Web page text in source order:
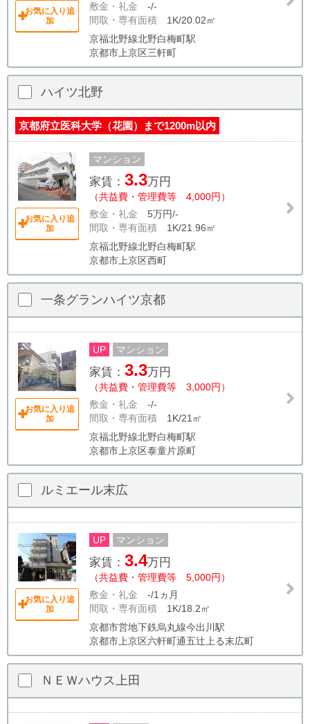
お気に入り追
加
敷金・礼金 -/-
間取・専有面積 1K/20.02㎡
京福北野線北野白梅町駅
京都市上京区三軒町
ハイツ北野
京都府立医科大学（花園）まで1200m以内
お気に入り追
加
マンション
家賃： 3.3万円
（共益費・管理費等 4,000円）
敷金・礼金 5万円/-
間取・専有面積 1K/21.96㎡
京福北野線北野白梅町駅
京都市上京区西町
一条グランハイツ京都
お気に入り追
加
UP マンション
家賃： 3.3万円
（共益費・管理費等 3,000円）
敷金・礼金 -/-
間取・専有面積 1K/21㎡
京福北野線北野白梅町駅
京都市上京区泰童片原町
ルミエール末広
お気に入り追
加
UP マンション
家賃： 3.4万円
（共益費・管理費等 5,000円）
敷金・礼金 -/1ヵ月
間取・専有面積 1K/18.2㎡
京都市営地下鉄烏丸線今出川駅
京都市上京区六軒町通五辻上る末広町
ＮＥＷハウス上田